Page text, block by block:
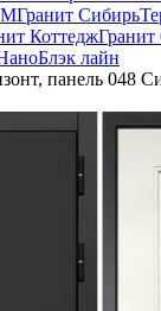
МГранит Сибирь
Коттедж
лайн
панель 048